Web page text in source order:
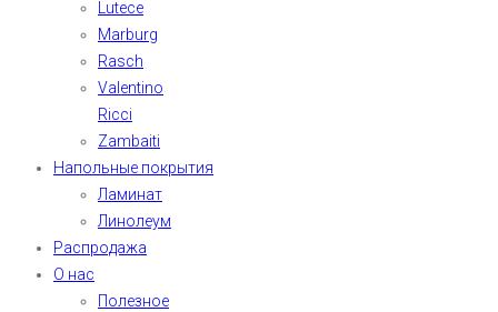
Lutece
Marburg
Rasch
Valentino
Ricci
Zambaiti
Напольные покрытия
Ламинат
Линолеум
Распродажа
О нас
Полезное